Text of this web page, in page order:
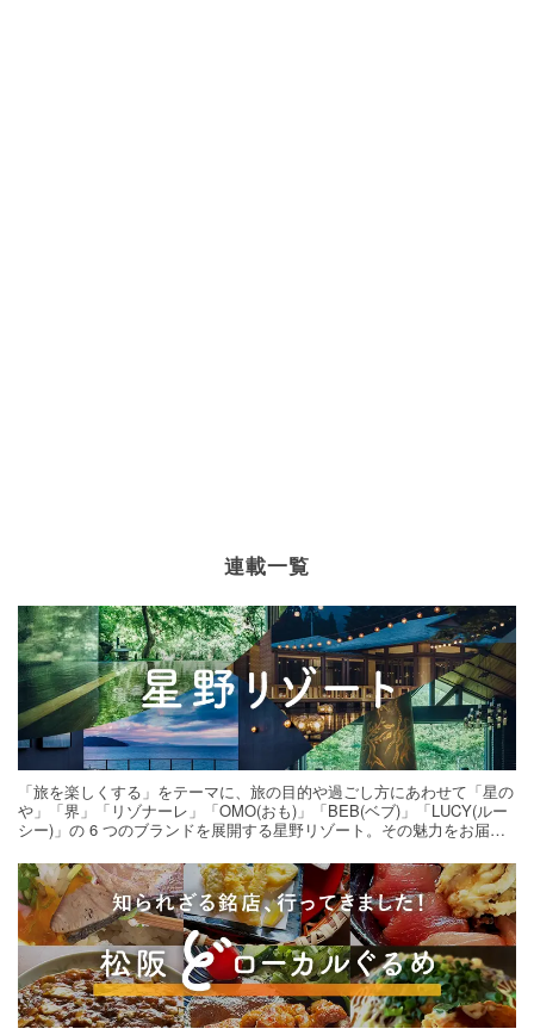
連載一覧
「旅を楽しくする」をテーマに、旅の目的や過ごし方にあわせて「星の
や」「界」「リゾナーレ」「OMO(おも)」「BEB(ベブ)」「LUCY(ルー
シー)」の 6 つのブランドを展開する星野リゾート。その魅力をお届け